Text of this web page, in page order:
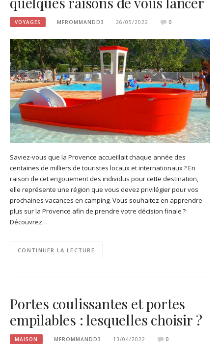
VOYAGES MFROMMANDD3 26/05/2022 0
Saviez-vous que la Provence accueillait chaque année des
centaines de milliers de touristes locaux et internationaux ? En
raison de cet engouement des individus pour cette destination,
elle représente une région que vous devez privilégier pour vos
prochaines vacances en camping. Vous souhaitez en apprendre
plus sur la Provence afin de prendre votre décision finale ?
Découvrez…
CONTINUER LA LECTURE
Portes coulissantes et portes
empilables : lesquelles choisir ?
MAISON MFROMMANDD3 13/04/2022 0